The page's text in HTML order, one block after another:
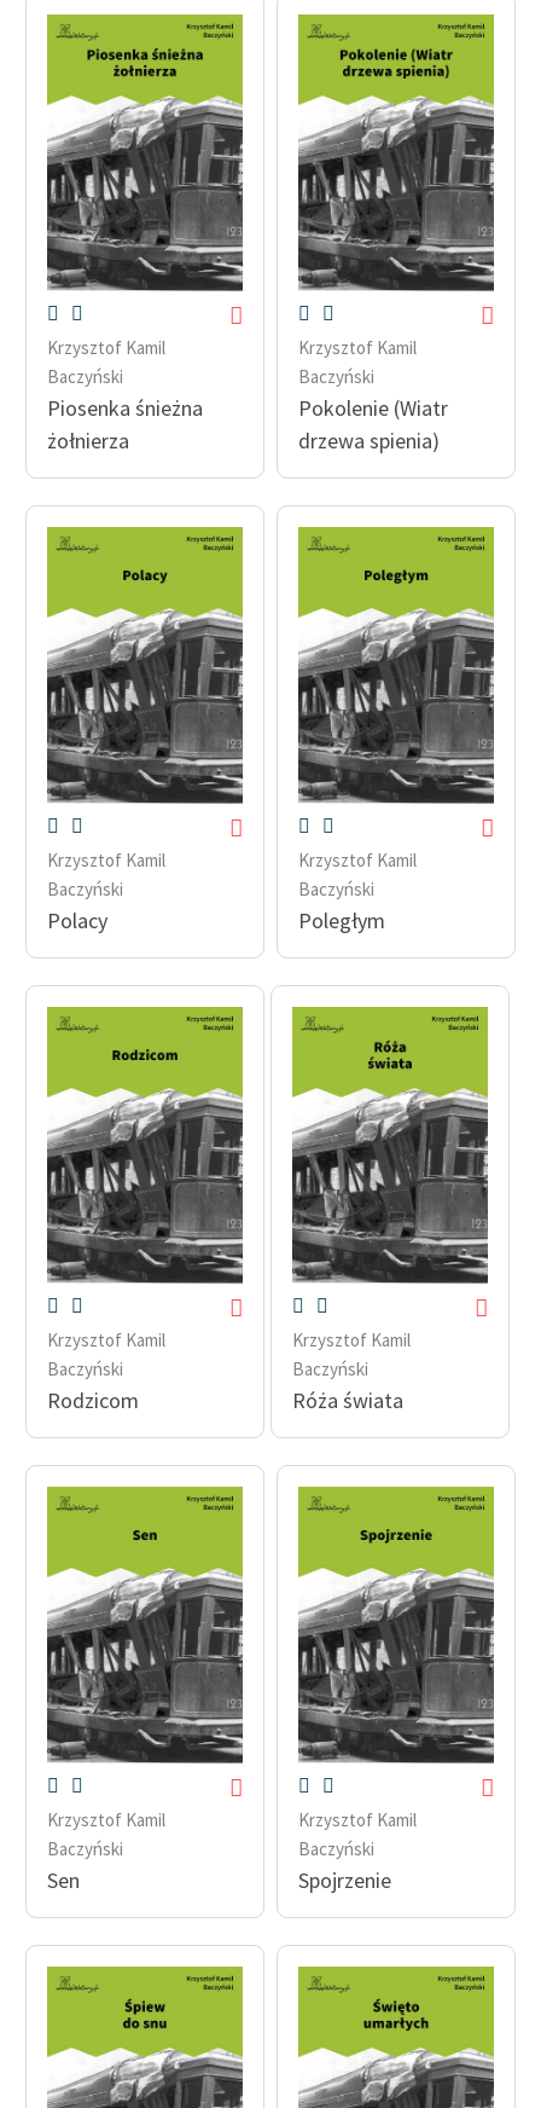
Krzysztof Kamil
Baczyński
Piosenka śnieżna
żołnierza
Krzysztof Kamil
Baczyński
Pokolenie (Wiatr
drzewa spienia)
Krzysztof Kamil
Baczyński
Polacy
Krzysztof Kamil
Baczyński
Poległym
Krzysztof Kamil
Baczyński
Rodzicom
Krzysztof Kamil
Baczyński
Róża świata
Krzysztof Kamil
Baczyński
Sen
Krzysztof Kamil
Baczyński
Spojrzenie